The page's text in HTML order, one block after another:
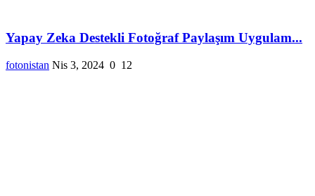
Yapay Zeka Destekli Fotoğraf Paylaşım Uygulam...
fotonistan Nis 3, 2024 0 12